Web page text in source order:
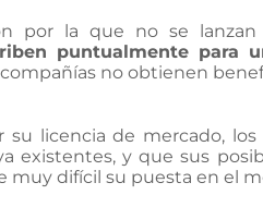
por la que no se
puntualmente para
compañías no obtienen
su licencia de mercado,
existentes, y que sus
muy difícil su puesta en el